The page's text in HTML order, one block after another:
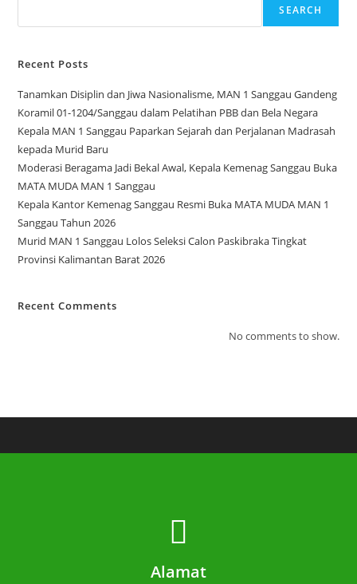
SEARCH
Recent Posts
Tanamkan Disiplin dan Jiwa Nasionalisme, MAN 1 Sanggau Gandeng
Koramil 01-1204/Sanggau dalam Pelatihan PBB dan Bela Negara
Kepala MAN 1 Sanggau Paparkan Sejarah dan Perjalanan Madrasah
kepada Murid Baru
Moderasi Beragama Jadi Bekal Awal, Kepala Kemenag Sanggau Buka
MATA MUDA MAN 1 Sanggau
Kepala Kantor Kemenag Sanggau Resmi Buka MATA MUDA MAN 1
Sanggau Tahun 2026
Murid MAN 1 Sanggau Lolos Seleksi Calon Paskibraka Tingkat
Provinsi Kalimantan Barat 2026
Recent Comments
No comments to show.
Alamat